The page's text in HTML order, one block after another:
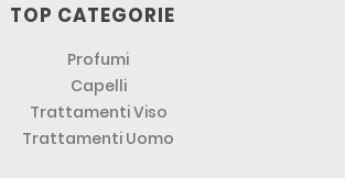
TOP CATEGORIE
Profumi
Capelli
Trattamenti Viso
Trattamenti Uomo